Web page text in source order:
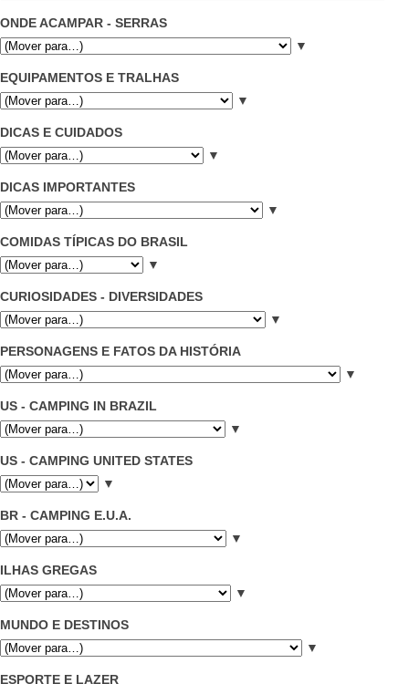
ONDE ACAMPAR - SERRAS
▼
EQUIPAMENTOS E TRALHAS
▼
DICAS E CUIDADOS
▼
DICAS IMPORTANTES
▼
COMIDAS TÍPICAS DO BRASIL
▼
CURIOSIDADES - DIVERSIDADES
▼
PERSONAGENS E FATOS DA HISTÓRIA
▼
US - CAMPING IN BRAZIL
▼
US - CAMPING UNITED STATES
▼
BR - CAMPING E.U.A.
▼
ILHAS GREGAS
▼
MUNDO E DESTINOS
▼
ESPORTE E LAZER